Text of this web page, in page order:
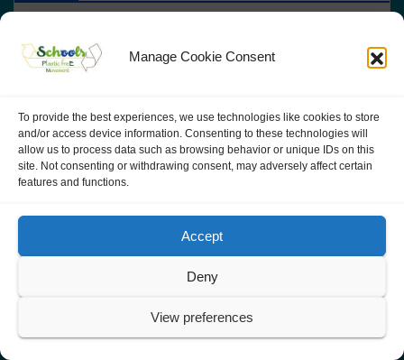
Manage Cookie Consent
To provide the best experiences, we use technologies like cookies to store
and/or access device information. Consenting to these technologies will
allow us to process data such as browsing behavior or unique IDs on this
site. Not consenting or withdrawing consent, may adversely affect certain
features and functions.
Accept
Deny
View preferences
Alternative Attività
Ciclo De La Vida Consejo Medioambiental
Consejos Medioambientales Cuore Di Plastica
España High Green Tide
Join Us
Pine Forest Plantitas Plastic Free